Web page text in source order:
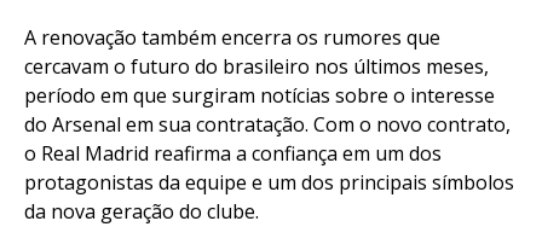
A renovação também encerra os rumores que
cercavam o futuro do brasileiro nos últimos meses,
período em que surgiram notícias sobre o interesse
do Arsenal em sua contratação. Com o novo contrato,
o Real Madrid reafirma a confiança em um dos
protagonistas da equipe e um dos principais símbolos
da nova geração do clube.